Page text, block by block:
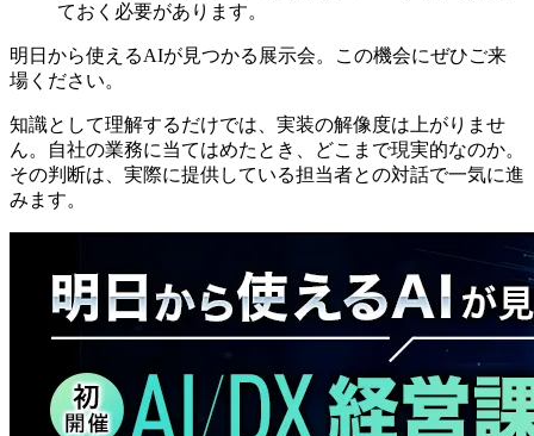
ておく必要があります。
明日から使えるAIが見つかる展示会。この機会にぜひご来
場ください。
知識として理解するだけでは、実装の解像度は上がりませ
ん。自社の業務に当てはめたとき、どこまで現実的なのか。
その判断は、実際に提供している担当者との対話で一気に進
みます。